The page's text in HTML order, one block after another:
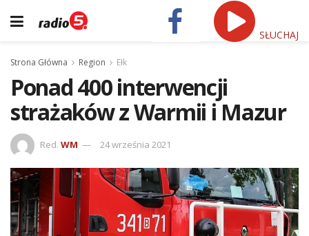
SŁUCHAJ
Strona Główna Region Ełk
Ponad 400 interwencji
strażaków z Warmii i Mazur
Red. WM 24 września 2021